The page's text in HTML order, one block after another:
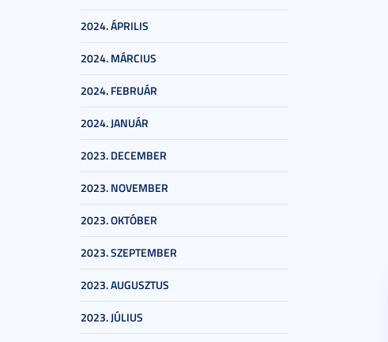
2024. ÁPRILIS
2024. MÁRCIUS
2024. FEBRUÁR
2024. JANUÁR
2023. DECEMBER
2023. NOVEMBER
2023. OKTÓBER
2023. SZEPTEMBER
2023. AUGUSZTUS
2023. JÚLIUS